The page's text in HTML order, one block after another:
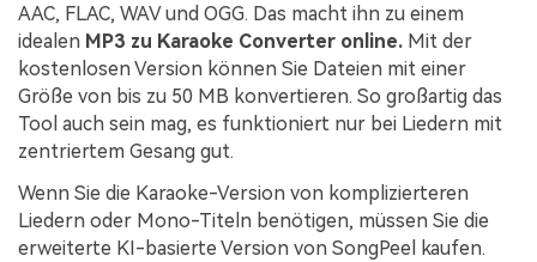
AAC, FLAC, WAV und OGG. Das macht ihn zu einem
idealen MP3 zu Karaoke Converter online. Mit der
kostenlosen Version können Sie Dateien mit einer
Größe von bis zu 50 MB konvertieren. So großartig das
Tool auch sein mag, es funktioniert nur bei Liedern mit
zentriertem Gesang gut.
Wenn Sie die Karaoke-Version von komplizierteren
Liedern oder Mono-Titeln benötigen, müssen Sie die
erweiterte KI-basierte Version von SongPeel kaufen.